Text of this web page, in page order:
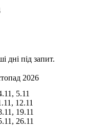
дні під запит.
2026
5.11
12.11
19.11
26.11